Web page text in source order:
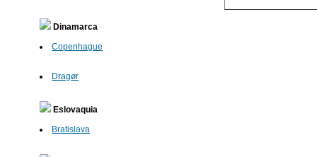
Dinamarca
Copenhague
Dragør
Eslovaquia
Bratislava